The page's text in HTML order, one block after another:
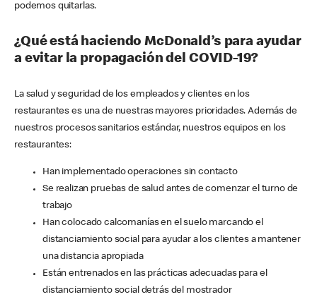
podemos quitarlas.
¿Qué está haciendo McDonald’s para ayudar
a evitar la propagación del COVID-19?
La salud y seguridad de los empleados y clientes en los
restaurantes es una de nuestras mayores prioridades. Además de
nuestros procesos sanitarios estándar, nuestros equipos en los
restaurantes:
Han implementado operaciones sin contacto
Se realizan pruebas de salud antes de comenzar el turno de
trabajo
Han colocado calcomanías en el suelo marcando el
distanciamiento social para ayudar a los clientes a mantener
una distancia apropiada
Están entrenados en las prácticas adecuadas para el
distanciamiento social detrás del mostrador